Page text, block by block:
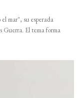
mar", su esperada
Guerra. El tema forma